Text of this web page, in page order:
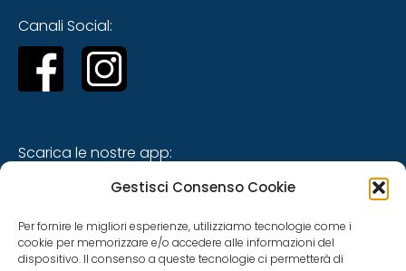
Gestisci Consenso Cookie
Per fornire le migliori esperienze, utilizziamo tecnologie come i
cookie per memorizzare e/o accedere alle informazioni del
dispositivo. Il consenso a queste tecnologie ci permetterà di
Canali Social:
Scarica le nostre app: